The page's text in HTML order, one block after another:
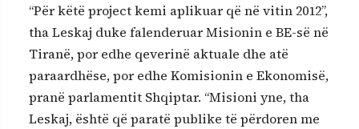
“Për këtë project kemi aplikuar që në vitin 2012”,
tha Leskaj duke falenderuar Misionin e BE-së në
Tiranë, por edhe qeverinë aktuale dhe atë
paraardhëse, por edhe Komisionin e Ekonomisë,
pranë parlamentit Shqiptar. “Misioni yne, tha
Leskaj, është që paratë publike të përdoren me